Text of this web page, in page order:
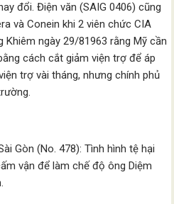
đổi. Điện văn (SAIG 0406) cũng
và Conein khi 2 viên chức CIA
Khiêm ngày 29/81963 rằng Mỹ cần
cách cắt giảm viện trợ để áp
trợ vài tháng, nhưng chính phủ
Gòn (No. 478): Tình hình tệ hại
vận để làm chế độ ông Diệm